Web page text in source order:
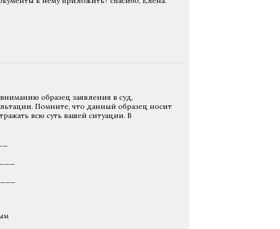
образец заявления в суд,
Помните, что данный образец носит
всю суть вашей ситуации. В